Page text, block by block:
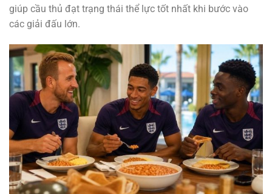
giúp cầu thủ đạt trạng thái thể lực tốt nhất khi bước vào
các giải đấu lớn.